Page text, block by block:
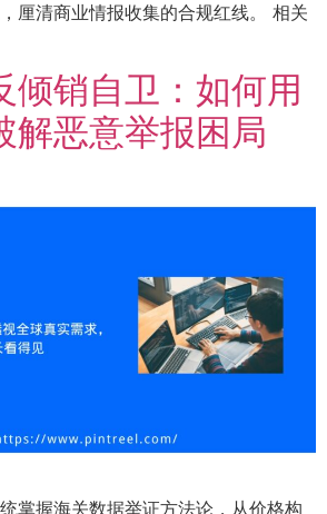
厘清商业情报收集的合规红线。 相关
倾销自卫：如何用
解恶意举报困局
掌握海关数据举证方法论，从价格构